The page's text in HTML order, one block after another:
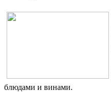
блюдами и винами.